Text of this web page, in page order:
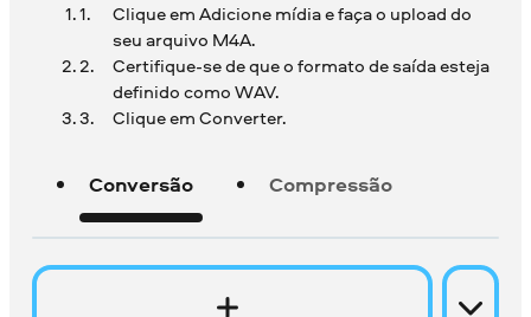
Clique em Adicione mídia e faça o upload do
seu arquivo M4A.
Certifique-se de que o formato de saída esteja
definido como WAV.
Clique em Converter.
Conversão Compressão